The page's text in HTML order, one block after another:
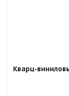
Кварц-